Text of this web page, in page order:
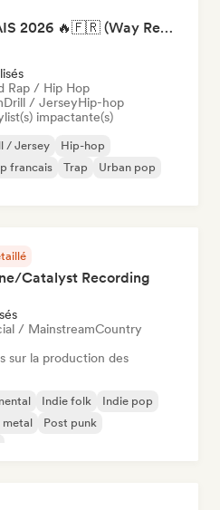
RAP FRANÇAIS 2026 🔥🇫🇷 (Way Records)
Rap / Hip Hop
Drill / JerseyHip-hop
impactante(s)
/ Jersey
Hip-hop
francais Trap
Urban pop
Catalyst Recording
/ MainstreamCountry
sur la production des
Indie folk
Indie pop
metal
Post punk